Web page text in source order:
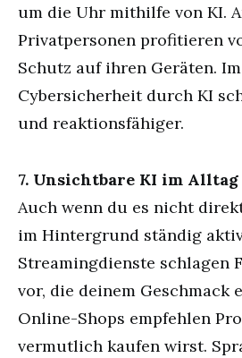
um die Uhr mithilfe von KI.
Privatpersonen profitieren
Schutz auf ihren Geräten.
Cybersicherheit durch KI
und reaktionsfähiger.
7. Unsichtbare KI im Alltag
Auch wenn du es nicht
im Hintergrund ständig
Streamingdienste schlagen
vor, die deinem Geschmack
Online-Shops empfehlen
vermutlich kaufen wirst.